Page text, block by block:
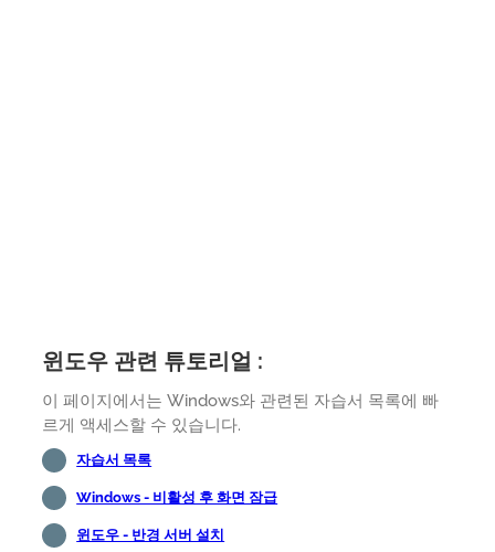
윈도우 관련 튜토리얼 :
이 페이지에서는 Windows와 관련된 자습서 목록에 빠
르게 액세스할 수 있습니다.
자습서 목록
Windows - 비활성 후 화면 잠급
윈도우 - 반경 서버 설치